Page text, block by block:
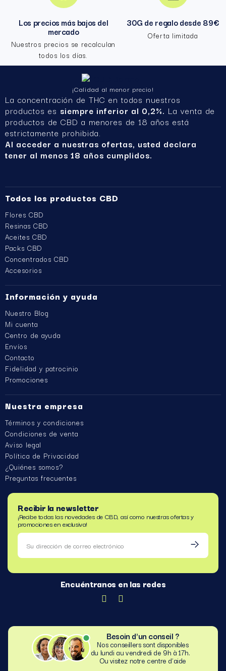
Los precios más bajos del
mercado
Nuestros precios se recalculan
todos los días.
30G de regalo desde 89€
Oferta limitada
¡Calidad al menor precio!
La concentración de THC en todos nuestros
productos es siempre inferior al 0,2%. La venta de
productos de CBD a menores de 18 años está
estrictamente prohibida.
Al acceder a nuestras ofertas, usted declara
tener al menos 18 años cumplidos.
Todos los productos CBD
Flores CBD
Resinas CBD
Aceites CBD
Packs CBD
Concentrados CBD
Accesorios
Información y ayuda
Nuestro Blog
Mi cuenta
Centro de ayuda
Envíos
Contacto
Fidelidad y patrocinio
Promociones
Nuestra empresa
Términos y condiciones
Condiciones de venta
Aviso legal
Política de Privacidad
¿Quiénes somos?
Preguntas frecuentes
Recibir la newsletter
¡Recibe todas las novedades de CBD, así como nuestras ofertas y
promociones en exclusiva!
Encuéntranos en las redes
Besoin d'un conseil ?
Nos conseillers sont disponibles
du lundi au vendredi de 9h à 17h.
Ou visitez notre centre d’aide​